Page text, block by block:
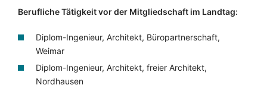
Berufliche Tätigkeit vor der Mitgliedschaft im Landtag:
Diplom-Ingenieur, Architekt, Büropartnerschaft,
Weimar
Diplom-Ingenieur, Architekt, freier Architekt,
Nordhausen